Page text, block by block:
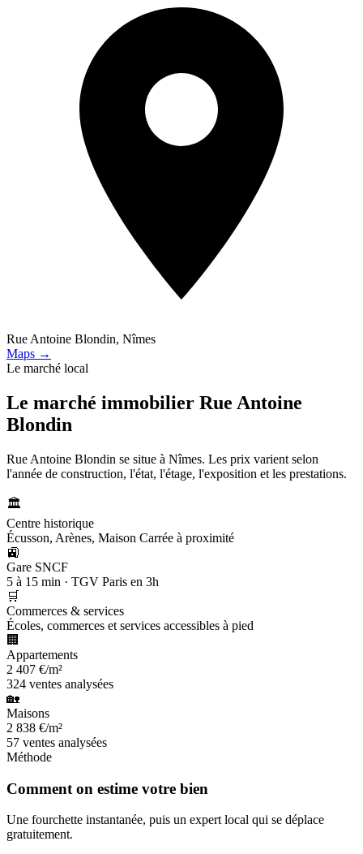
Rue Antoine Blondin, Nîmes
Maps →
Le marché local
Le marché immobilier Rue Antoine
Blondin
Rue Antoine Blondin se situe à Nîmes. Les prix varient selon
l'année de construction, l'état, l'étage, l'exposition et les prestations.
🏛️
Centre historique
Écusson, Arènes, Maison Carrée à proximité
🚉
Gare SNCF
5 à 15 min · TGV Paris en 3h
🛒
Commerces & services
Écoles, commerces et services accessibles à pied
🏢
Appartements
2 407 €/m²
324 ventes analysées
🏡
Maisons
2 838 €/m²
57 ventes analysées
Méthode
Comment on estime votre bien
Une fourchette instantanée, puis un expert local qui se déplace
gratuitement.